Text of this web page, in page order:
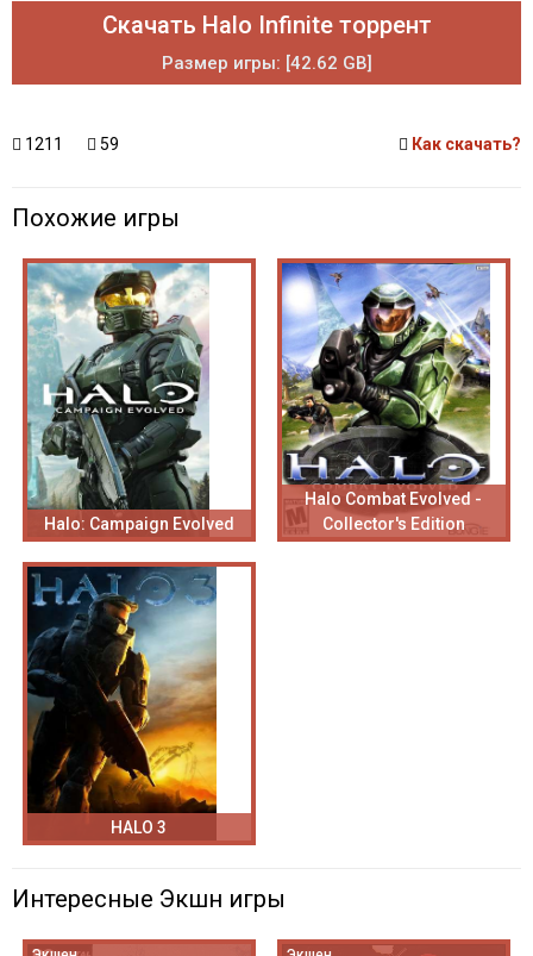
Скачать Halo Infinite торрент
Размер игры: [42.62 GB]
1211 59 Как скачать?
Похожие игры
Halo: Campaign Evolved
Halo Combat Evolved -
Collector's Edition
HALO 3
Интересные Экшн игры